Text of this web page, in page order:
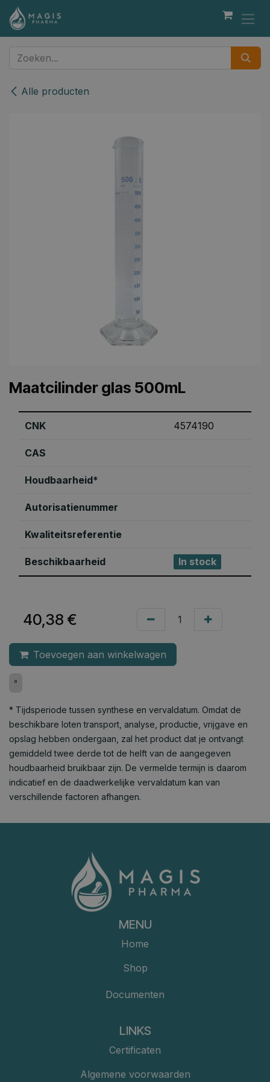
Overslaan naar inhoud
Alle producten
Maatcilinder glas 500mL
CNK 4574190
CAS
Houdbaarheid*
Autorisatienummer
Kwaliteitsreferentie
Beschikbaarheid In stock
40,38 €
Toevoegen aan winkelwagen
°
* Tijdsperiode tussen synthese en vervaldatum. Omdat de
beschikbare loten transport, analyse, productie, vrijgave en
opslag hebben ondergaan, zal het product dat je ontvangt
gemiddeld twee derde tot de helft van de aangegeven
houdbaarheid bruikbaar zijn. De vermelde termijn is daarom
indicatief en de daadwerkelijke vervaldatum kan van
verschillende factoren afhangen.
MENU
Home
Shop
Documenten
LINKS
Certificaten
Algemene voorwaarden